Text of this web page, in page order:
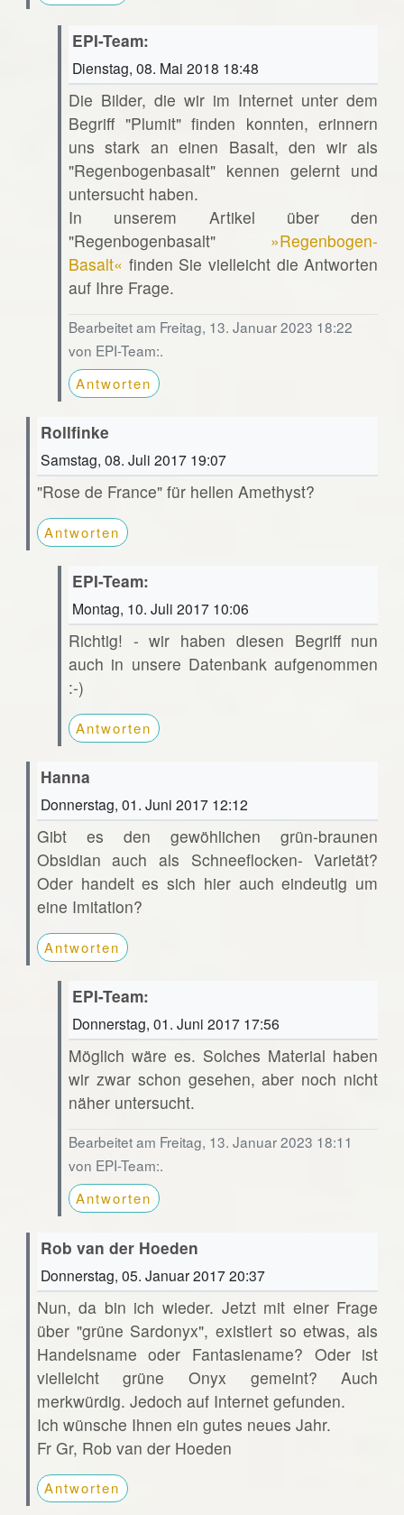
EPI-Team:
Dienstag, 08. Mai 2018 18:48
Die Bilder, die wir im Internet unter dem
Begriff "Plumit" finden konnten, erinnern
uns stark an einen Basalt, den wir als
"Regenbogenbasalt" kennen gelernt und
untersucht haben.
In unserem Artikel über den
"Regenbogenbasalt" »Regenbogen-
Basalt« finden Sie vielleicht die Antworten
auf Ihre Frage.
Bearbeitet am Freitag, 13. Januar 2023 18:22
von EPI-Team:.
Antworten
Rollfinke
Samstag, 08. Juli 2017 19:07
"Rose de France" für hellen Amethyst?
Antworten
EPI-Team:
Montag, 10. Juli 2017 10:06
Richtig! - wir haben diesen Begriff nun
auch in unsere Datenbank aufgenommen
:-)
Antworten
Hanna
Donnerstag, 01. Juni 2017 12:12
Gibt es den gewöhlichen grün-braunen
Obsidian auch als Schneeflocken- Varietät?
Oder handelt es sich hier auch eindeutig um
eine Imitation?
Antworten
EPI-Team:
Donnerstag, 01. Juni 2017 17:56
Möglich wäre es. Solches Material haben
wir zwar schon gesehen, aber noch nicht
näher untersucht.
Bearbeitet am Freitag, 13. Januar 2023 18:11
von EPI-Team:.
Antworten
Rob van der Hoeden
Donnerstag, 05. Januar 2017 20:37
Nun, da bin ich wieder. Jetzt mit einer Frage
über "grüne Sardonyx", existiert so etwas, als
Handelsname oder Fantasiename? Oder ist
vielleicht grüne Onyx gemeint? Auch
merkwürdig. Jedoch auf Internet gefunden.
Ich wünsche Ihnen ein gutes neues Jahr.
Fr Gr, Rob van der Hoeden
Antworten